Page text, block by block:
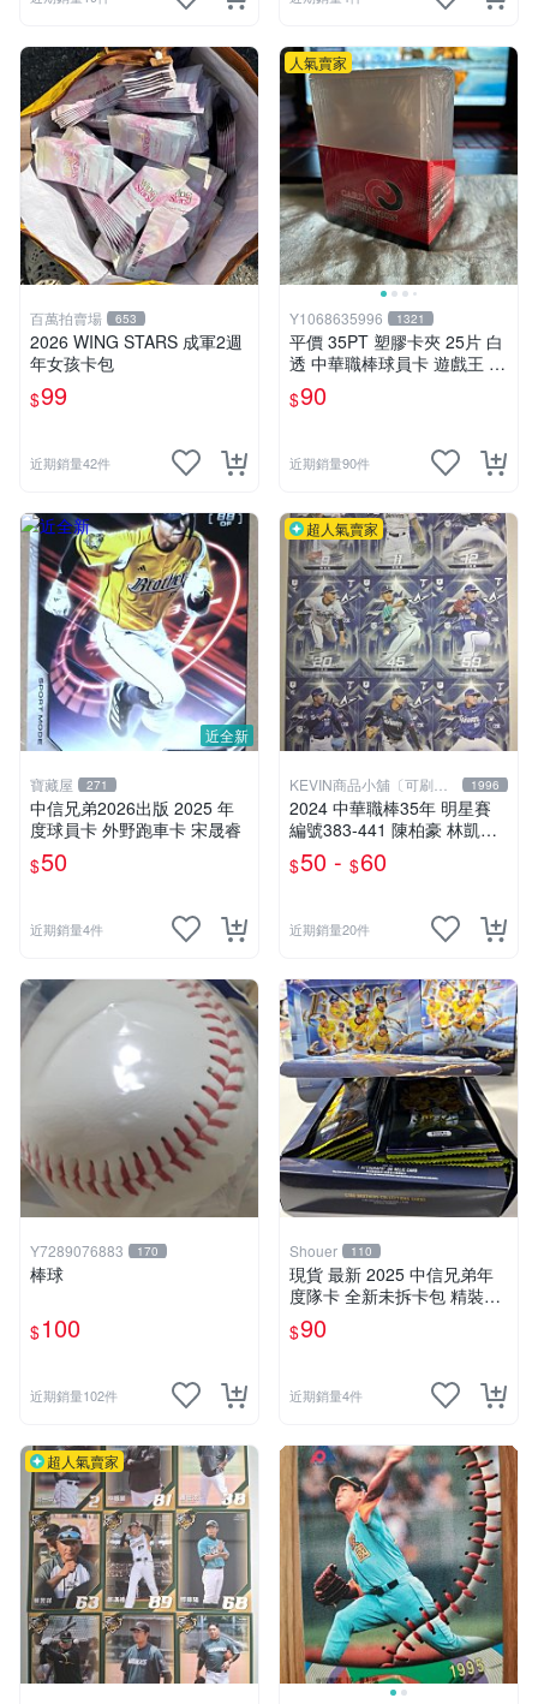
百萬拍賣場 653
2026 WING STARS 成軍2週
年女孩卡包
$99
近期銷量42件
人氣賣家
Y1068635996 1321
平價 35PT 塑膠卡夾 25片 白
透 中華職棒球員卡 遊戲王 寶
可夢PTCG NBA MLB hololiv
e
$90
近期銷量90件
近全新
寶藏屋 271
中信兄弟2026出版 2025 年
度球員卡 外野跑車卡 宋晟睿
$50
近期銷量4件
超人氣賣家
KEVIN商品小舖〔可刷
卡〕
1996
2024 中華職棒35年 明星賽
編號383-441 陳柏豪 林凱威
江國豪 江承諺 王尉永 陳冠偉
曾峻岳 林韶恩 吳俊偉 陳重羽
$50 - $60
近期銷量20件
Y7289076883 170
棒球
$100
近期銷量102件
Shouer 110
現貨 最新 2025 中信兄弟年
度隊卡 全新未拆卡包 精裝盒
卡包每包10張 可拆 許庭綸 宋
晟睿 江坤宇 小迪 邊荷律 亮
$90
近期銷量4件
超人氣賣家